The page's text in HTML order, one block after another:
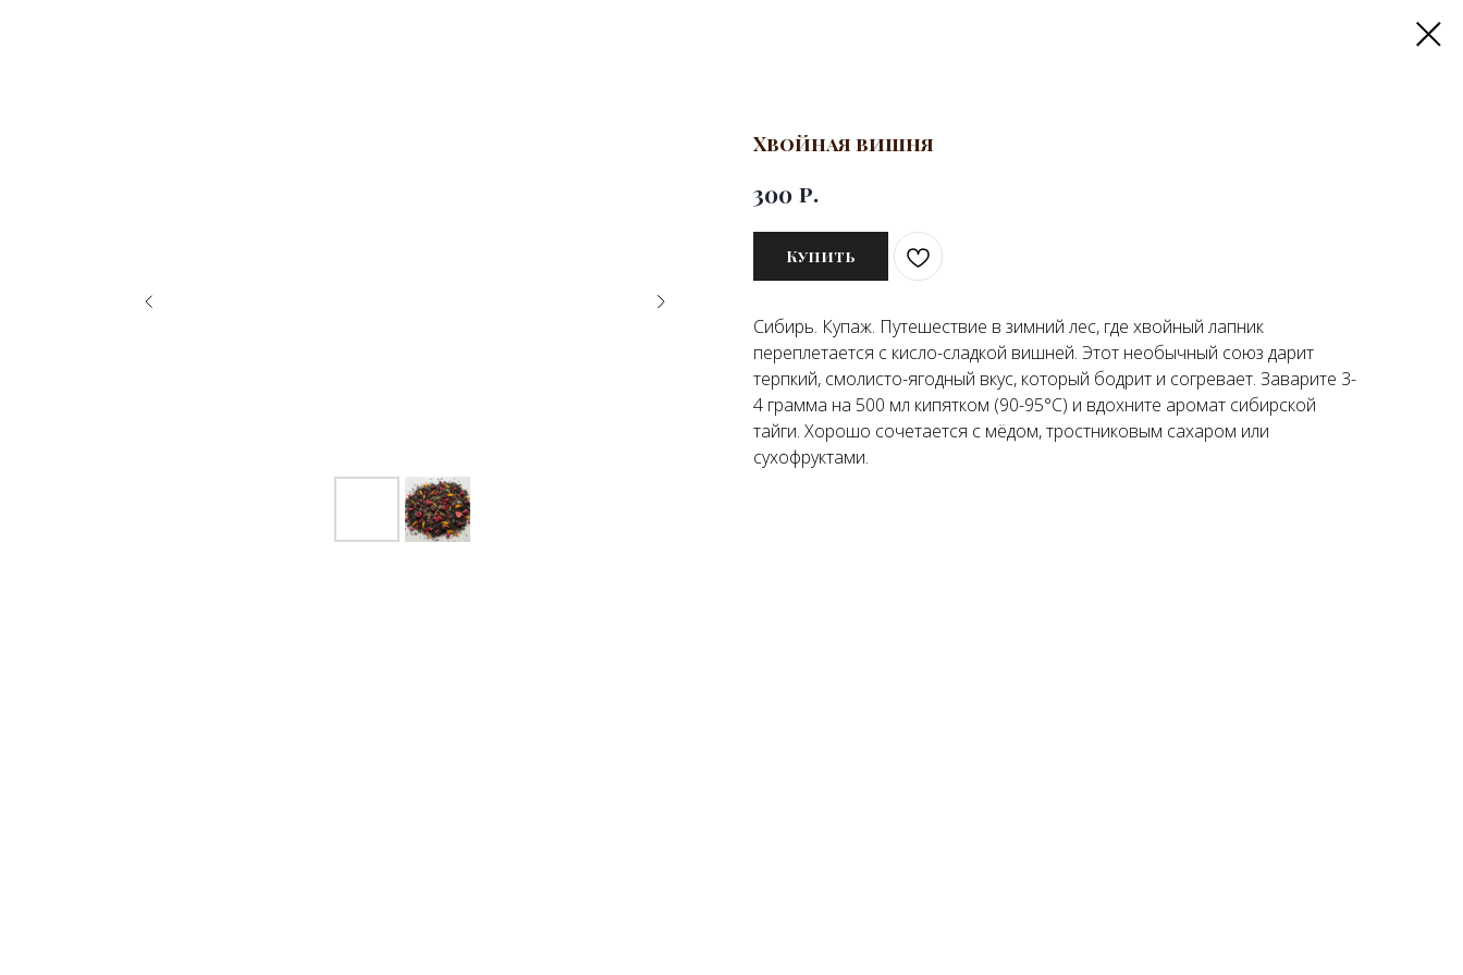
Хвойная вишня
300 р.
Купить
Сибирь. Купаж. Путешествие в зимний лес, где хвойный лапник
переплетается с кисло-сладкой вишней. Этот необычный союз дарит
терпкий, смолисто-ягодный вкус, который бодрит и согревает. Заварите 3-
4 грамма на 500 мл кипятком (90-95°C) и вдохните аромат сибирской
тайги. Хорошо сочетается с мёдом, тростниковым сахаром или
сухофруктами.